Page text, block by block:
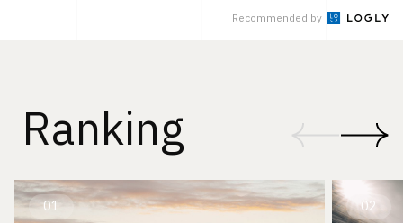
Recommended by
Ranking
01 02